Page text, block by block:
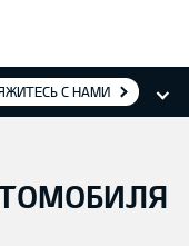
С НАМИ